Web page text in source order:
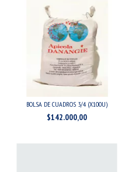
BOLSA DE CUADROS 3/4 (X100U)
$142.000,00